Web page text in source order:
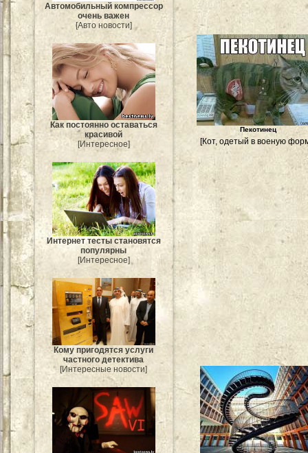
Автомобильный компрессор
очень важен
[Авто новости]
Как постоянно оставаться
красивой
[Интересное]
Интернет тесты становятся
популярны
[Интересное]
Кому пригодятся услуги
частного детектива
[Интересные новости]
Пекотинец
[Кот, одетый в военую